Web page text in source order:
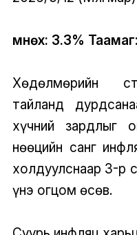
Өмнөх: 3.3%
Хөдөлмөрийн
тайланд
хүчний зардлыг
нөөцийн санг
холдуулснаар 3-р
үнэ огцом өсөв.